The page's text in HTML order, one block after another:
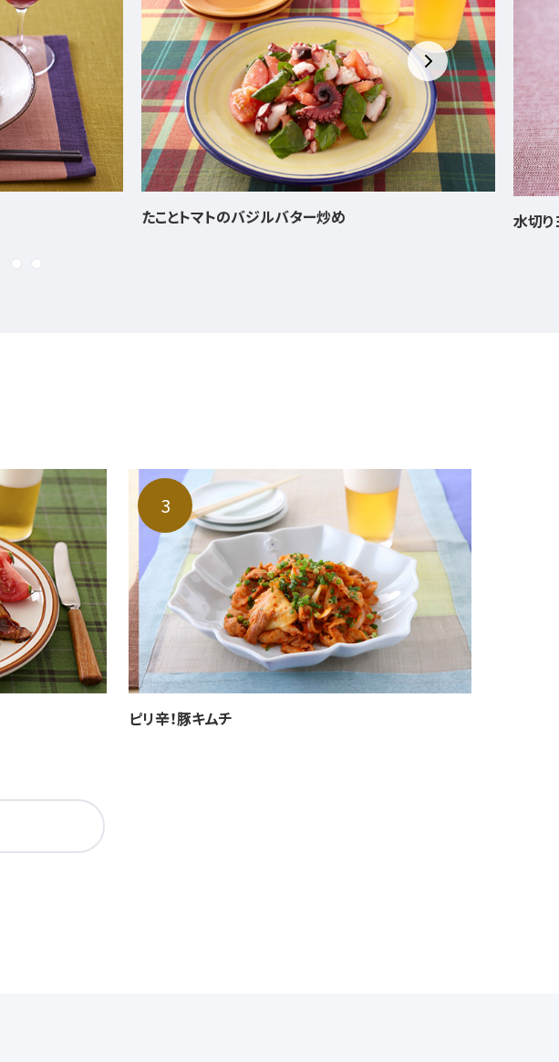
水切りヨーグルトのティラミス風 パン
ピリ辛！豚キムチ